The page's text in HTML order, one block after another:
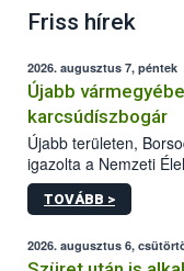
Friss hírek
2026. augusztus 7, péntek
Újabb
karcsúdíszbogár
Újabb területen,
igazolta a Nemzeti
kőrisrontó
kártevőt nem csak
az intenzív felderítést,
TOVÁBB >
2026. augusztus 6,